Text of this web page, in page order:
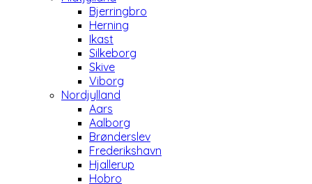
Bjerringbro
Herning
Ikast
Silkeborg
Skive
Viborg
Nordjylland
Aars
Aalborg
Brønderslev
Frederikshavn
Hjallerup
Hobro